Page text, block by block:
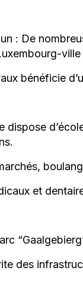
: De
bénéficie
dispose
et
des